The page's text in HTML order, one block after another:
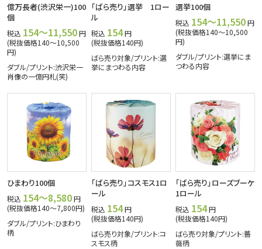
億万長者(渋沢栄一)100
個
税込 154～11,550円
(税抜価格140～10,500
円)
ダブル/プリント:渋沢栄一
肖像の一億円札(笑)
「ばら売り」選挙 1ロー
ル
税込 154円
(税抜価格140円)
ばら売り対象/プリント:選
挙にまつわる内容
選挙100個
税込 154～11,550円
(税抜価格140～10,500
円)
ダブル/プリント:選挙にま
つわる内容
ひまわり100個
税込 154～8,580円
(税抜価格140～7,800円)
ダブル/プリント:ひまわり
柄
「ばら売り」コスモス1ロ
ール
税込 154円
(税抜価格140円)
ばら売り対象/プリント:コ
スモス柄
「ばら売り」ローズブーケ
1ロール
税込 154円
(税抜価格140円)
ばら売り対象/プリント:薔
薇柄